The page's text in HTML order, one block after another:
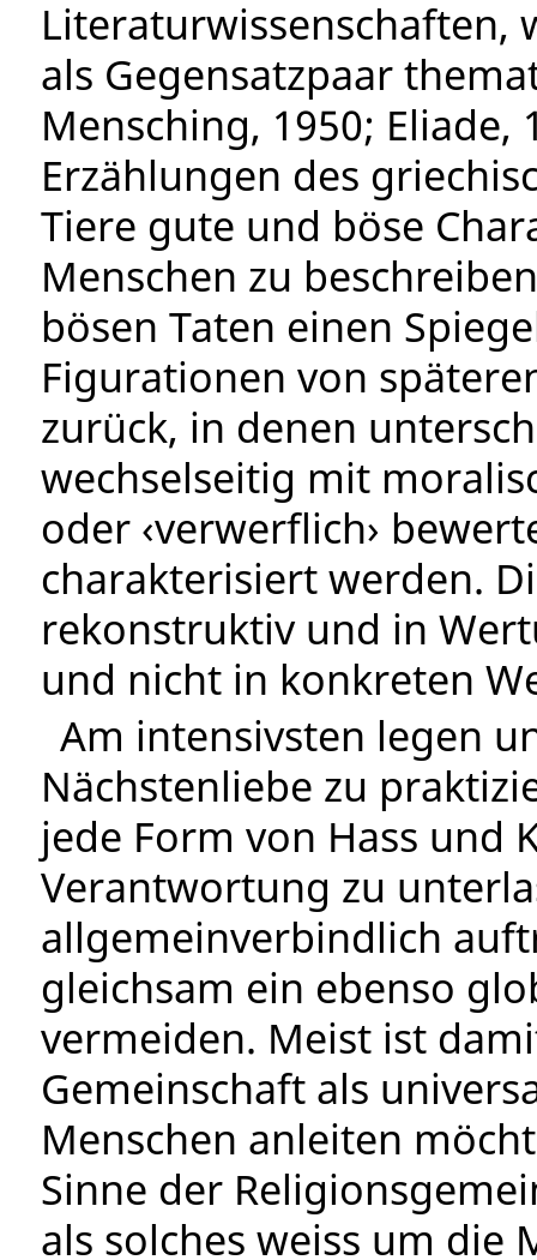
Literaturwissenschaften,
als Gegensatzpaar
Mensching, 1950;
Erzählungen des
Tiere gute und böse
Menschen zu
bösen Taten einen
Figurationen von
zurück, in denen
wechselseitig mit
oder ‹verwerflich›
charakterisiert werden.
rekonstruktiv und in
und nicht in konkreten
Am intensivsten legen
Nächstenliebe zu
jede Form von Hass und
Verantwortung zu
allgemeinverbindlich
gleichsam ein ebenso
vermeiden. Meist ist
Gemeinschaft als
Menschen anleiten
Sinne der
als solches weiss um die